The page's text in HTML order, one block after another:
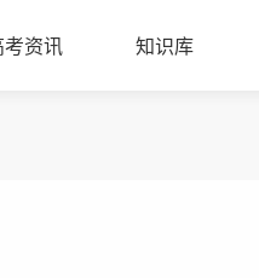
考资讯 知识库